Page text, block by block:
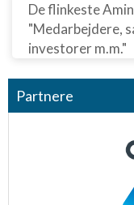
De flinkeste
"Medarbejdere,
investorer m.m."
Partnere